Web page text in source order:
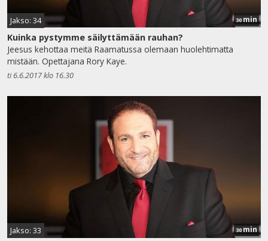
Jakso: 34 30min
Kuinka pystymme säilyttämään rauhan?
Jeesus kehottaa meitä Raamatussa olemaan huolehtimatta
mistään. Opettajana Rory Kaye.
ti 6.6.2017 klo 16.30
Jakso: 33 30min